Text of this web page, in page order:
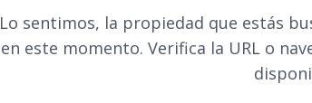
Lo sentimos, la propiedad que estás
en este momento. Verifica la URL o